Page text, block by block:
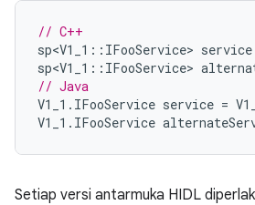
// C++
sp<V1_1 :: IFooService> service
sp<V1_1 :: IFooService>
// Java
V1_1 . IFooService service =
V1_1 . IFooService
Setiap versi antarmuka HIDL